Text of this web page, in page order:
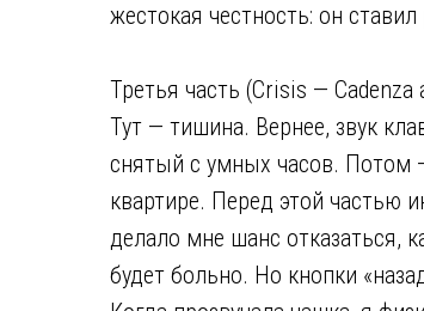
жестокая честность: он
Третья часть (Crisis — Cadenza
Тут — тишина. Вернее, звук
снятый с умных часов. Потом
квартире. Перед этой частью
делало мне шанс отказаться,
будет больно. Но кнопки